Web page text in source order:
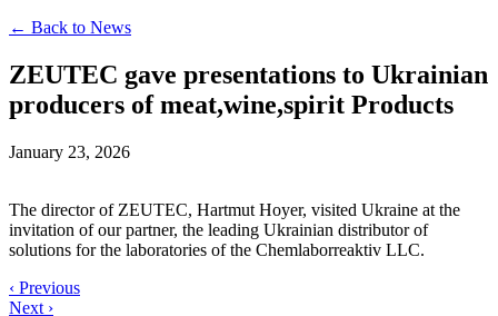
← Back to News
ZEUTEC gave presentations to Ukrainian
producers of meat,wine,spirit Products
January 23, 2026
The director of ZEUTEC, Hartmut Hoyer, visited Ukraine at the
invitation of our partner, the leading Ukrainian distributor of
solutions for the laboratories of the Chemlaborreaktiv LLC.
‹ Previous
Next ›